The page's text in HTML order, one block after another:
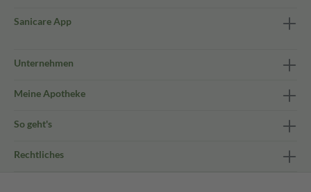
Sanicare App
Unternehmen
Meine Apotheke
So geht's
Rechtliches